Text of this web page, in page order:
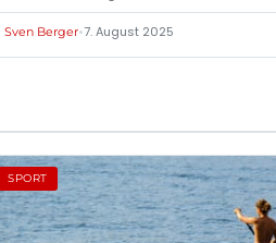
Sven Berger•7. August 2025
SPORT